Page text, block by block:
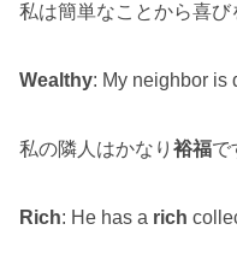
私は簡単なことから喜び
Wealthy: My neighbor is
私の隣人はかなり 裕福で
Rich: He has a rich